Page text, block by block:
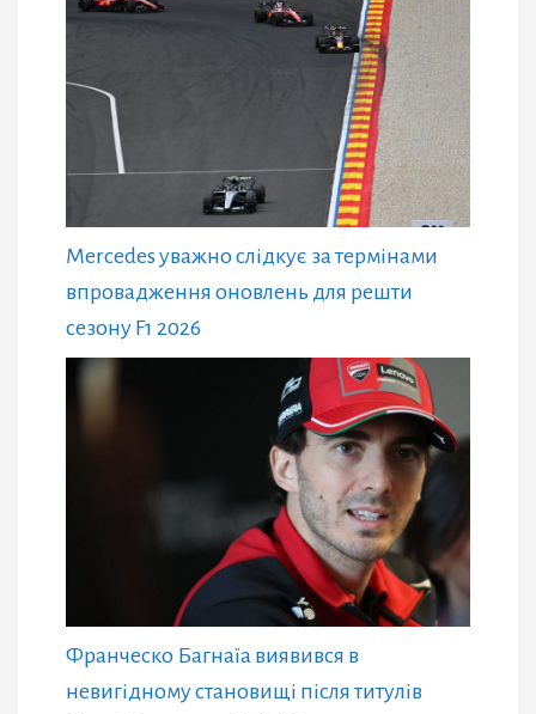
Mercedes уважно слідкує за термінами
впровадження оновлень для решти
сезону F1 2026
Франческо Багнаїа виявився в
невигідному становищі після титулів